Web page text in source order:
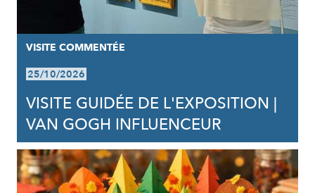
VISITE COMMENTÉE
25/10/2026
VISITE GUIDÉE DE L'EXPOSITION |
VAN GOGH INFLUENCEUR